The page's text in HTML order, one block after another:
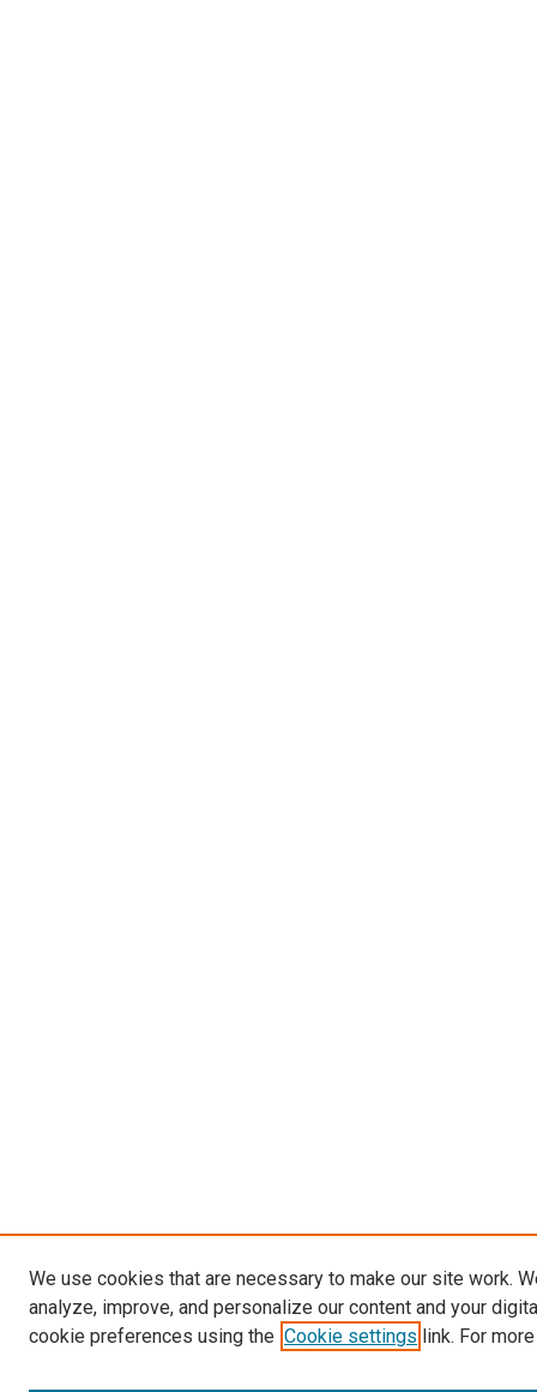
We use cookies that are necessary to make our site work.
analyze, improve, and personalize our content and your
cookie preferences using the Cookie settings link. For